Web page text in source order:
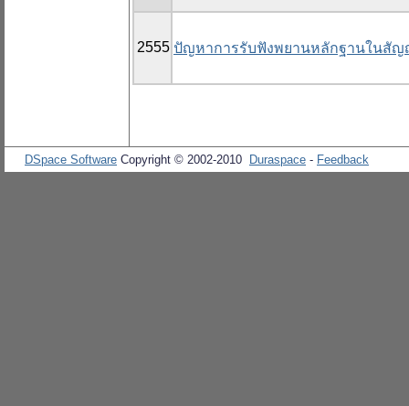
2555 ปัญหาการรับฟังพยานหลักฐานในสัญ
DSpace Software Copyright © 2002-2010 Duraspace - Feedback